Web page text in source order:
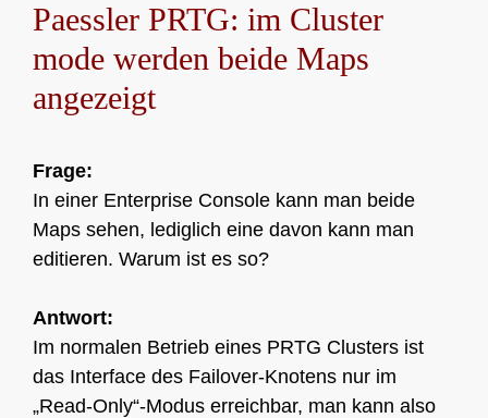
Paessler PRTG: im Cluster
mode werden beide Maps
angezeigt
Frage:
In einer Enterprise Console kann man beide
Maps sehen, lediglich eine davon kann man
editieren. Warum ist es so?
Antwort:
Im normalen Betrieb eines PRTG Clusters ist
das Interface des Failover-Knotens nur im
„Read-Only“-Modus erreichbar, man kann also